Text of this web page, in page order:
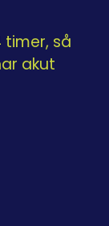
så
akut